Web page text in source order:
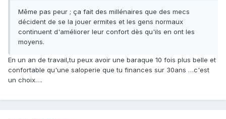
Même pas peur ; ça fait des millénaires que des mecs
décident de se la jouer ermites et les gens normaux
continuent d'améliorer leur confort dès qu'ils en ont les
moyens.
En un an de travail,tu peux avoir une baraque 10 fois plus belle et
confortable qu'une saloperie que tu finances sur 30ans …c'est
un choix….